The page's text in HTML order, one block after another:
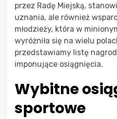
przez Radę Miejską,
uznania, ale również
młodzieży, która w
wyróżniła się na wielu
przedstawiamy listę
imponujące osiągnięcia.
Wybitne
sportowe